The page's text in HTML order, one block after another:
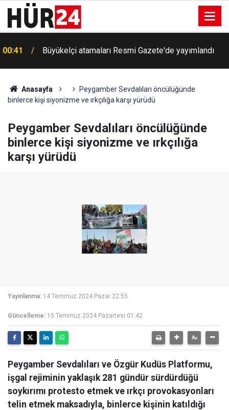
00:41 Büyükelçi atamaları Resmi Gazete'de yayımlandı
00:38
Anasayfa
Peygamber Sevdalıları öncülüğünde
binlerce kişi siyonizme ve ırkçılığa karşı yürüdü
Peygamber Sevdalıları öncülüğünde
binlerce kişi siyonizme ve ırkçılığa
karşı yürüdü
Yayınlanma: 14 Temmuz 2024 Pazar 22:55
Güncelleme: 15 Temmuz 2024 Pazartesi 01:42
Peygamber Sevdalıları ve Özgür Kudüs Platformu,
işgal rejiminin yaklaşık 281 gündür sürdürdüğü
soykırımı protesto etmek ve ırkçı provokasyonları
telin etmek maksadıyla, binlerce kişinin katıldığı